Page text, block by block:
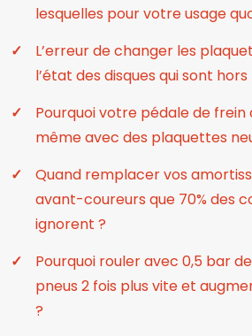
lesquelles pour votre usage
L’erreur de changer les
l’état des disques qui sont
Pourquoi votre pédale de
même avec des plaquettes
Quand remplacer vos
avant-coureurs que 70% des
ignorent ?
Pourquoi rouler avec 0,5 bar
pneus 2 fois plus vite et
?